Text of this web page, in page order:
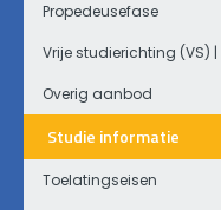
Propedeusefase
Vrije studierichting (VS)
Overig aanbod
Studie informatie
Toelatingseisen